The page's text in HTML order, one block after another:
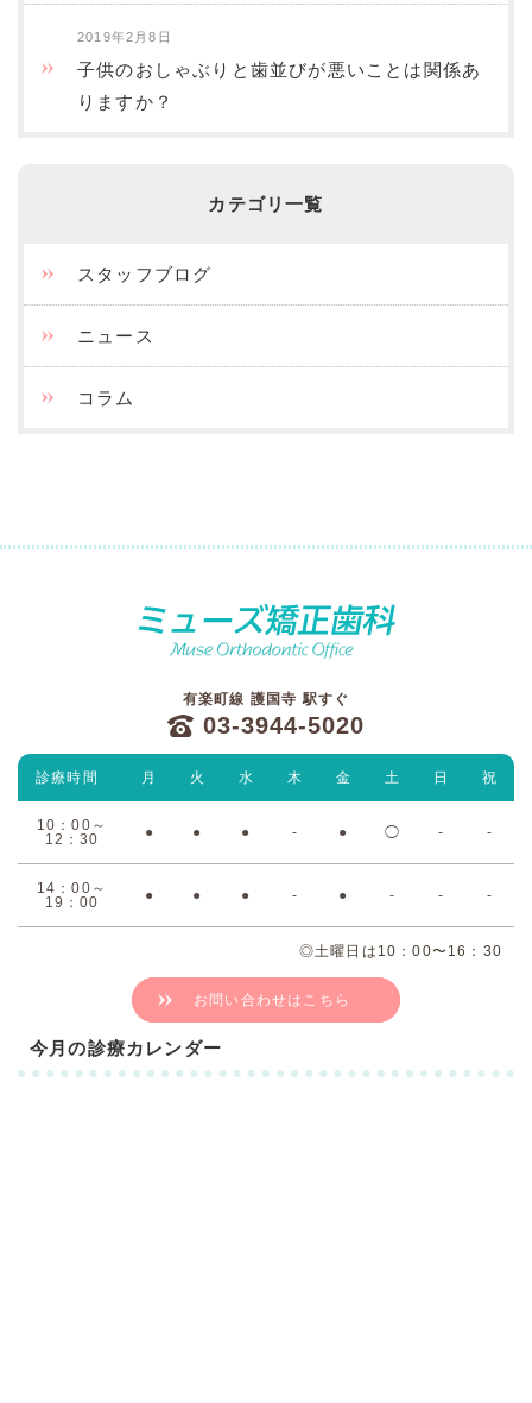
2019年2月8日
子供のおしゃぶりと歯並びが悪いことは関係あ
りますか？
カテゴリ一覧
スタッフブログ
ニュース
コラム
有楽町線 護国寺 駅すぐ
03-3944-5020
診療時間 月 火 水 木 金 土 日 祝
10：00～
12：30
● ● ● - ● ◯ - -
14：00～
19：00
● ● ● - ● - - -
◎土曜日は10：00〜16：30
お問い合わせはこちら
今月の診療カレンダー